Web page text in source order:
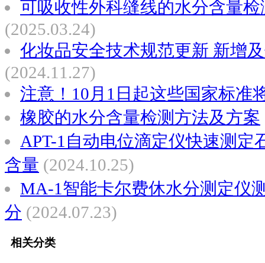
可吸收性外科缝线的水分含量
(2025.03.24)
化妆品安全技术规范更新 新增
(2024.11.27)
注意！10月1日起这些国家标准
橡胶的水分含量检测方法及方案
APT-1自动电位滴定仪快速测定
含量 (2024.10.25)
MA-1智能卡尔费休水分测定仪
分 (2024.07.23)
相关分类